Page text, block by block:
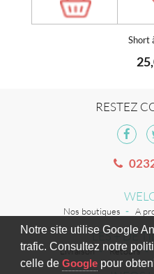
Notre site utilise Google
trafic. Consultez notre
celle de Googlepour
Short
RESTEZ
Nos boutiques A
LES + DE
Livraison Retours